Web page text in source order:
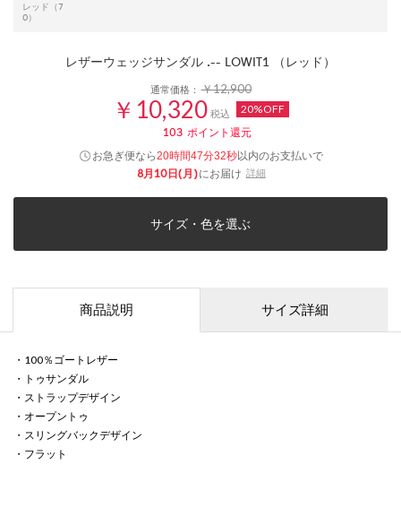
レッド（7
0）
レザーウェッジサンダル .-- LOWIT1 （レッド）
通常価格：￥12,900
￥10,320 税込 20%OFF
103 ポイント還元
お急ぎ便なら20時間47分31秒以内のお支払いで
8月10日(月)にお届け 詳細
サイズ・色を選ぶ
商品説明 サイズ詳細
・100％ゴートレザー
・トゥサンダル
・ストラップデザイン
・オープントゥ
・スリングバックデザイン
・フラット